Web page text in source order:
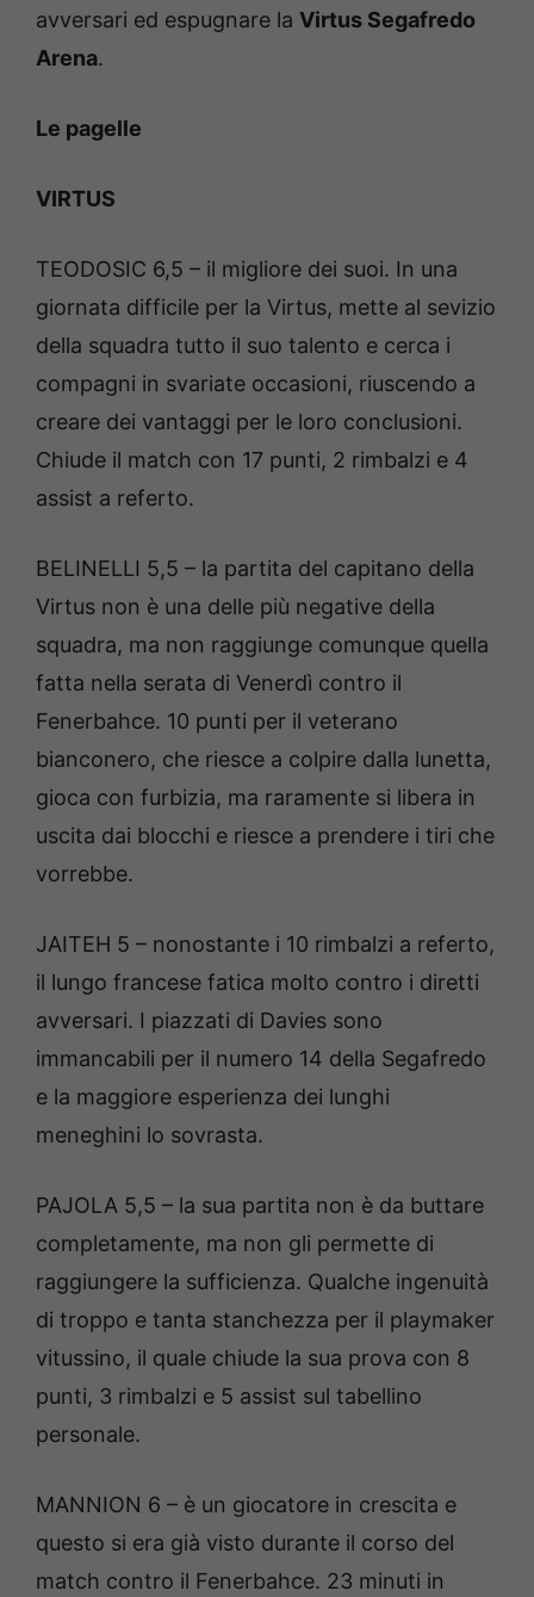
avversari ed espugnare la Virtus Segafredo
Arena.
Le pagelle
VIRTUS
TEODOSIC 6,5 – il migliore dei suoi. In una
giornata difficile per la Virtus, mette al sevizio
della squadra tutto il suo talento e cerca i
compagni in svariate occasioni, riuscendo a
creare dei vantaggi per le loro conclusioni.
Chiude il match con 17 punti, 2 rimbalzi e 4
assist a referto.
BELINELLI 5,5 – la partita del capitano della
Virtus non è una delle più negative della
squadra, ma non raggiunge comunque quella
fatta nella serata di Venerdì contro il
Fenerbahce. 10 punti per il veterano
bianconero, che riesce a colpire dalla lunetta,
gioca con furbizia, ma raramente si libera in
uscita dai blocchi e riesce a prendere i tiri che
vorrebbe.
JAITEH 5 – nonostante i 10 rimbalzi a referto,
il lungo francese fatica molto contro i diretti
avversari. I piazzati di Davies sono
immancabili per il numero 14 della Segafredo
e la maggiore esperienza dei lunghi
meneghini lo sovrasta.
PAJOLA 5,5 – la sua partita non è da buttare
completamente, ma non gli permette di
raggiungere la sufficienza. Qualche ingenuità
di troppo e tanta stanchezza per il playmaker
vitussino, il quale chiude la sua prova con 8
punti, 3 rimbalzi e 5 assist sul tabellino
personale.
MANNION 6 – è un giocatore in crescita e
questo si era già visto durante il corso del
match contro il Fenerbahce. 23 minuti in